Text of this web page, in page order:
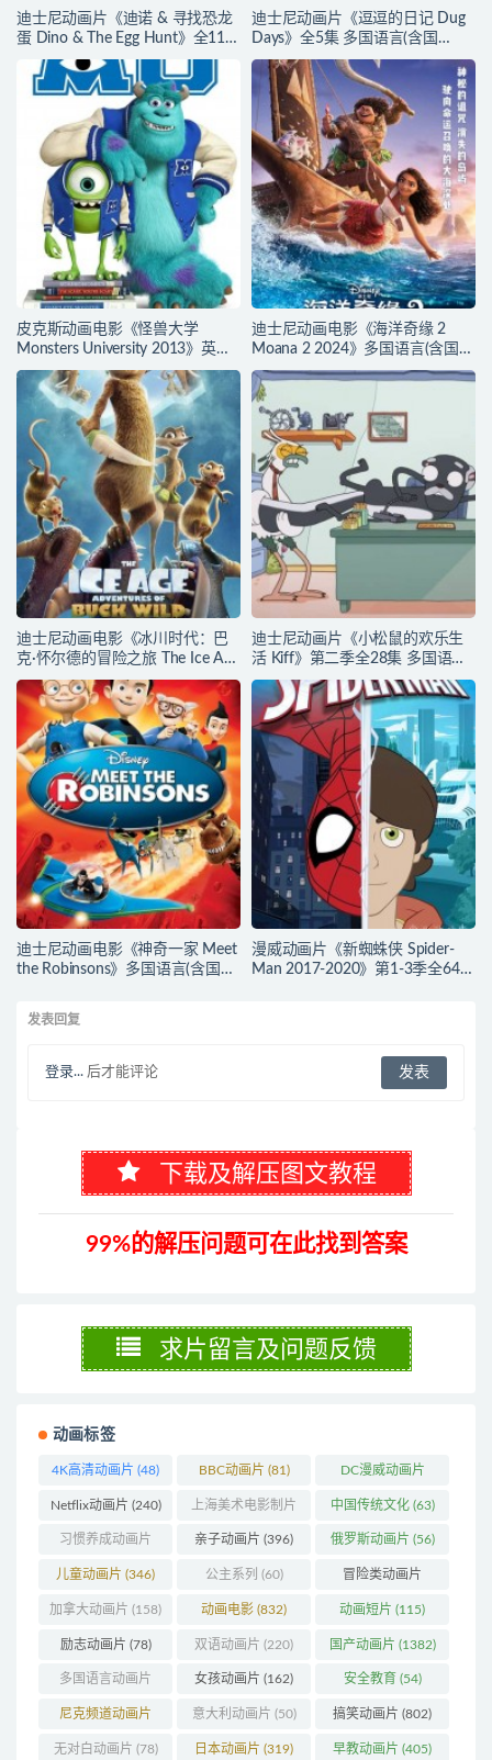
迪士尼动画片《迪诺 & 寻找恐龙
蛋 Dino & The Egg Hunt》全11集
无对白 官方纯净收藏版
1080P/MKV/4.3G 动画片迪诺寻
找恐龙蛋下载
迪士尼动画片《逗逗的日记 Dug
Days》全5集 多国语言(含国
语)+多国字幕(含中文) 官方纯净收
藏版 720P/MKV/1.92G 动画片逗
逗的日子下载
皮克斯动画电影《怪兽大学
Monsters University 2013》英西
双语+中英西三语字幕 官方纯净
收藏版 720P/MKV/2.5G 动画片
怪兽大学下载
迪士尼动画电影《海洋奇缘 2
Moana 2 2024》多国语言(含国
语)+多国字幕(含中文) 官方纯净收
藏版 720P/MKV/3.47G 动画片海
洋奇缘下载
迪士尼动画电影《冰川时代：巴
克·怀尔德的冒险之旅 The Ice Age
Adventures of Buck Wild》多国
语言(含国语)+多国字幕(含中文)
官方纯净收藏版
720P/MKV/3.69G 动画片冰川时
代下载
迪士尼动画片《小松鼠的欢乐生
活 Kiff》第二季全28集 多国语言
(无国语)+多国字幕(含中文) 官方
纯净收藏版 720P/MKV/17.2G 动
画片小松鼠的欢乐生活下载
迪士尼动画电影《神奇一家 Meet
the Robinsons》多国语言(含国
藏版 720P/MKV/3.66G 动画片神
奇一家下载
漫威动画片《新蜘蛛侠 Spider-
Man 2017-2020》第1-3季全64集
发表回复
登录... 后才能评论
下载及解压图文教程
99%的解压问题可在此找到答案
求片留言及问题反馈
动画标签
4K高清动画片 (48) BBC动画片 (81) DC漫威动画片
(103)
Netflix动画片 (240) 上海美术电影制片
厂(126)
中国传统文化(63)
习惯养成动画片
(74)
亲子动画片 (396) 俄罗斯动画片 (56)
儿童动画片 (346) 公主系列 (60) 冒险类动画片
(1271)
加拿大动画片 (158) 动画电影 (832) 动画短片 (115)
励志动画片 (78) 双语动画片 (220) 国产动画片 (1382)
多国语言动画片
(179)
女孩动画片 (162) 安全教育 (54)
尼克频道动画片
(83)
意大利动画片 (50) 搞笑动画片 (802)
无对白动画片 (78) 日本动画片 (319) 早教动画片 (405)